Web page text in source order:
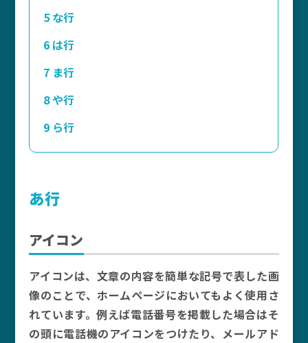
5 な行
6 は行
7 ま行
8や行
9 ら行
あ行
アイコン
アイコンは、文章の内容を簡単な記号で表した画
像のことで、ホームページにおいてもよく使用さ
れています。例えば電話番号を掲載した場合はそ
の頭に電話機のアイコンをつけたり、メールアド